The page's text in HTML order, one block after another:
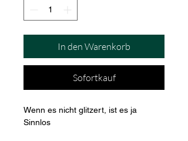
In den Warenkorb
Sofortkauf
Wenn es nicht glitzert, ist es ja
Sinnlos